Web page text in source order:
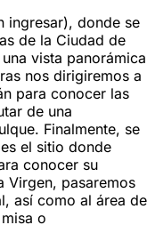
ingresar), donde se
de la Ciudad de
vista panorámica
nos dirigiremos a
para conocer las
de una
Finalmente, se
el sitio donde
conocer su
Virgen, pasaremos
así como al área de
o